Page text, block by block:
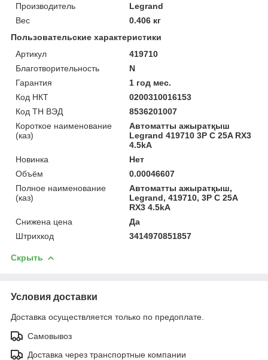
Производитель
Legrand
Вес
0.406 кг
Пользовательские характеристики
Артикул
419710
Благотворительность
N
Гарантия
1 год мес.
Код НКТ
0200310016153
Код ТН ВЭД
8536201007
Короткое наименование
(каз)
Автоматты ажыратқыш
Legrand 419710 3P C 25A RX3
4.5kA
Новинка
Нет
Объём
0.00046607
Полное наименование
(каз)
Автоматты ажыратқыш,
Legrand, 419710, 3P C 25A
RX3 4.5kA
Снижена цена
Да
Штрихкод
3414970851857
Скрыть
Условия доставки
Доставка осуществляется только по предоплате.
Самовывоз
Доставка через транспортные компании